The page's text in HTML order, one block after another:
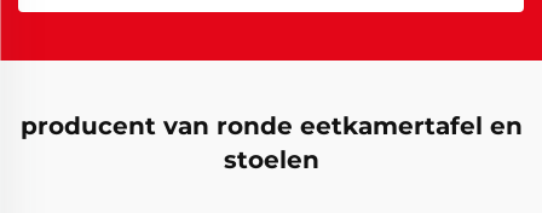
producent van ronde eetkamertafel en
stoelen